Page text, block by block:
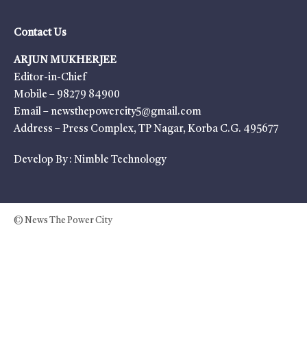
Contact Us
ARJUN MUKHERJEE
Editor-in-Chief
Mobile – 98279 84900
Email – newsthepowercity5@gmail.com
Address – Press Complex, TP Nagar, Korba C.G. 495677
Develop By : Nimble Technology
© News The Power City